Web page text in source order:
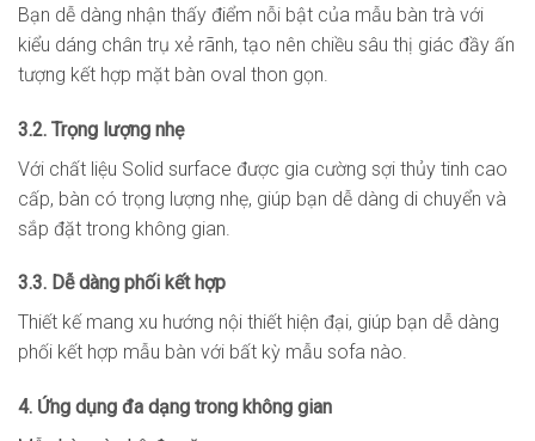
Bạn dễ dàng nhận thấy điểm nỗi bật của mẫu bàn trà với
kiểu dáng chân trụ xẻ rãnh, tạo nên chiều sâu thị giác đầy ấn
tượng kết hợp mặt bàn oval thon gọn.
3.2. Trọng lượng nhẹ
Với chất liệu Solid surface được gia cường sợi thủy tinh cao
cấp, bàn có trọng lượng nhẹ, giúp bạn dễ dàng di chuyển và
sắp đặt trong không gian.
3.3. Dễ dàng phối kết hợp
Thiết kế mang xu hướng nội thiết hiện đại, giúp bạn dễ dàng
phối kết hợp mẫu bàn với bất kỳ mẫu sofa nào.
4. Ứng dụng đa dạng trong không gian